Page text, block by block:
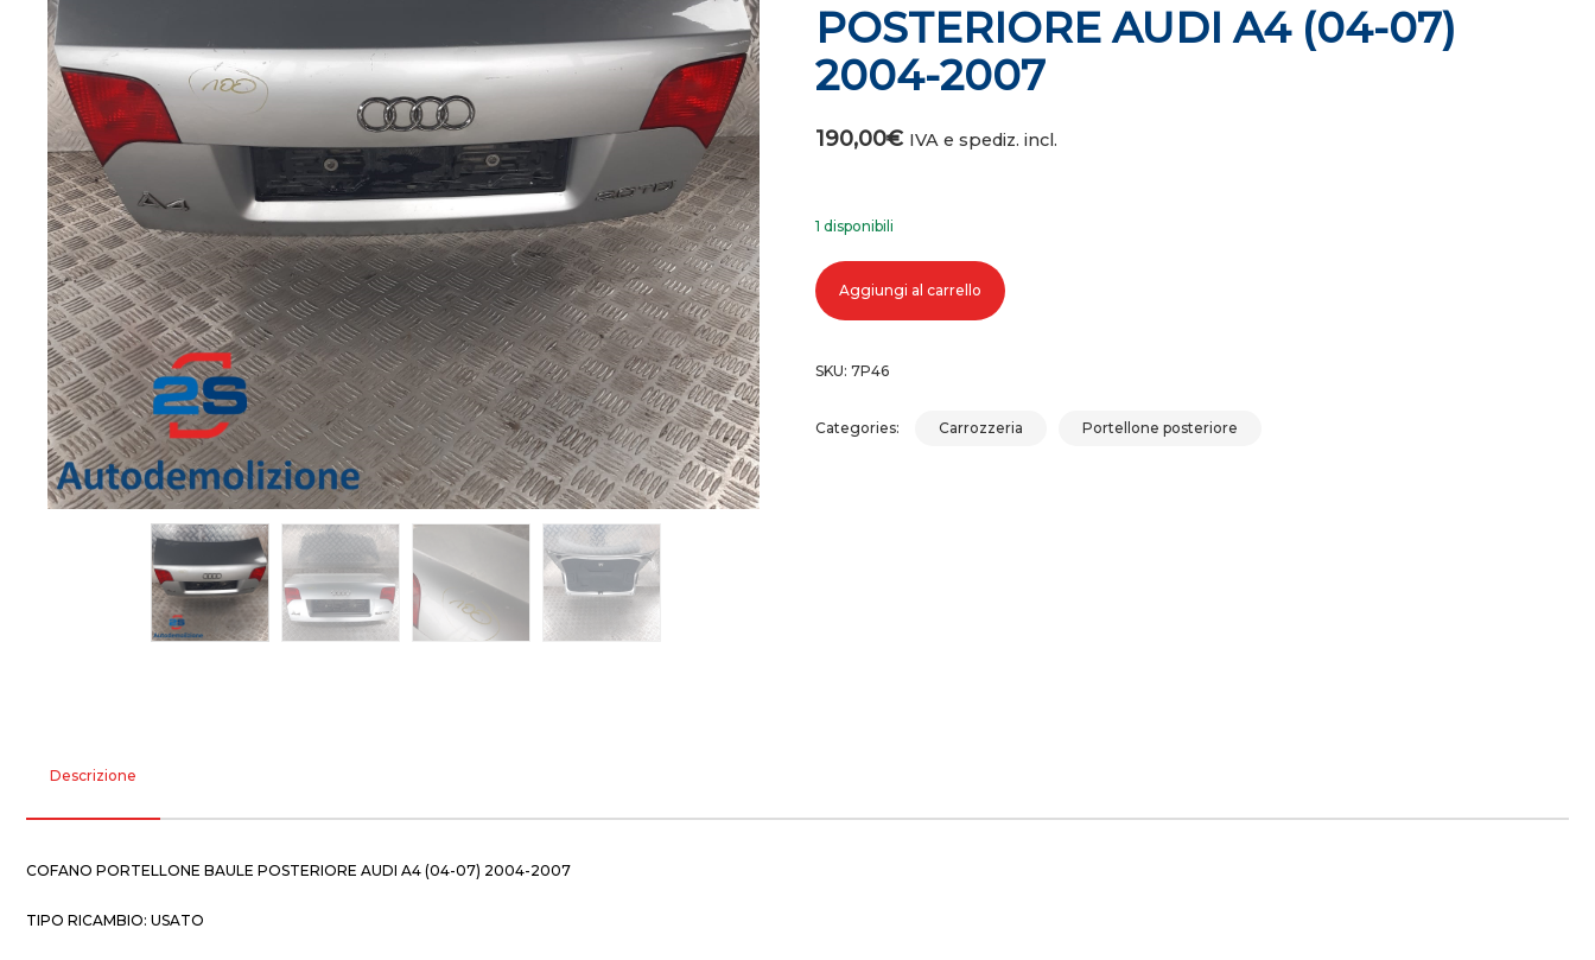
POSTERIORE AUDI A4 (04-07)
2004-2007
190,00€ IVA e spediz. incl.
1 disponibili
COFANO PORTELLONE BAULE POSTERIORE AUDI A4 (04-07) 2004-2007 quantità
Aggiungi al carrello
SKU: 7P46
Categories: Carrozzeria Portellone posteriore
Descrizione
COFANO PORTELLONE BAULE POSTERIORE AUDI A4 (04-07) 2004-2007
TIPO RICAMBIO: USATO